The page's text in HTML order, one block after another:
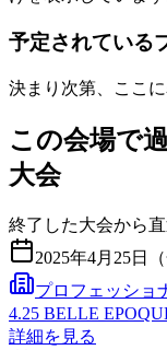
予定されている
決まり次第、ここに
この会場で
大会
終了した大会から
2025年4月25日（
プロフェッショ
4.25 BELLE
詳細を見る